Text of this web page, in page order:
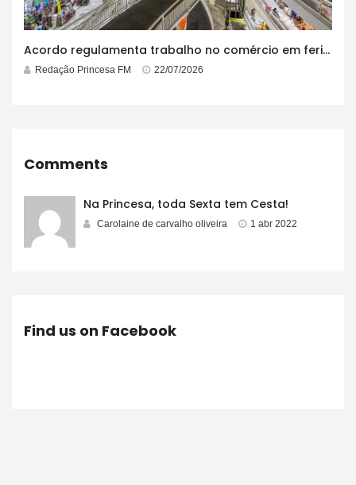
Acordo regulamenta trabalho no comércio em feriados
Redação Princesa FM 22/07/2026
Comments
Na Princesa, toda Sexta tem Cesta!
Carolaine de carvalho oliveira 1 abr 2022
Find us on Facebook